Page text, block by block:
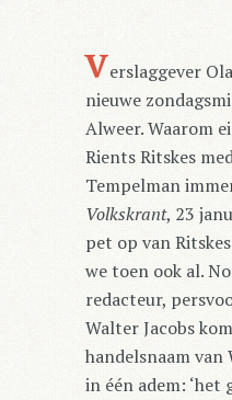
Verslaggever
nieuwe
Alweer. Waarom
Rients Ritskes
Tempelman
Volkskrant, 23
pet op van
we toen ook al.
redacteur,
Walter Jacobs
handelsnaam van
in één adem: